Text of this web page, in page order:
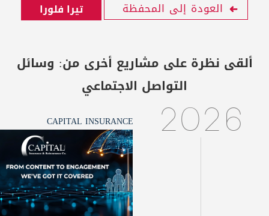
العودة إلى المحفظة تيرا فلورا
ألقى نظرة على مشاريع أخرى من: وسائل
التواصل الاجتماعي
2026
CAPITAL INSURANCE